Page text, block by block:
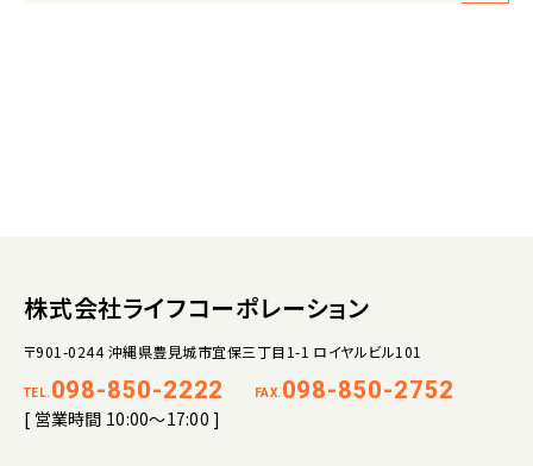
株式会社ライフコーポレーション
〒901-0244 沖縄県豊見城市宜保三丁目1-1 ロイヤルビル101
TEL. 098-850-2222 FAX. 098-850-2752
[ 営業時間 10:00～17:00 ]